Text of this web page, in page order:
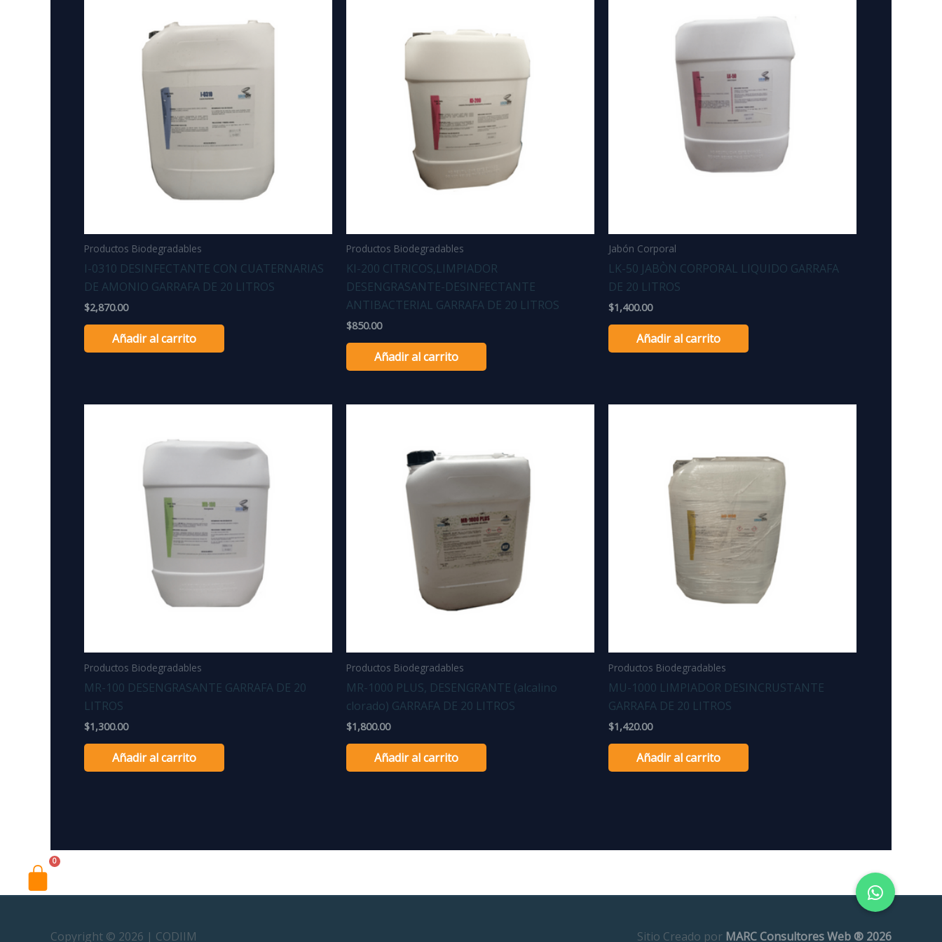
Cart
Productos Biodegradables
I-0310 DESINFECTANTE CON CUATERNARIAS
DE AMONIO GARRAFA DE 20 LITROS
$2,870.00
Añadir al carrito
Productos Biodegradables
KI-200 CITRICOS,LIMPIADOR
DESENGRASANTE-DESINFECTANTE
ANTIBACTERIAL GARRAFA DE 20 LITROS
$850.00
Añadir al carrito
Jabón Corporal
LK-50 JABÒN CORPORAL LIQUIDO GARRAFA
DE 20 LITROS
$1,400.00
Añadir al carrito
Productos Biodegradables
MR-100 DESENGRASANTE GARRAFA DE 20
LITROS
$1,300.00
Añadir al carrito
Productos Biodegradables
MR-1000 PLUS, DESENGRANTE (alcalino
clorado) GARRAFA DE 20 LITROS
$1,800.00
Añadir al carrito
Productos Biodegradables
MU-1000 LIMPIADOR DESINCRUSTANTE
GARRAFA DE 20 LITROS
$1,420.00
Añadir al carrito
Copyright © 2026 | CODIIM Sitio Creado por MARC Consultores Web ® 2026